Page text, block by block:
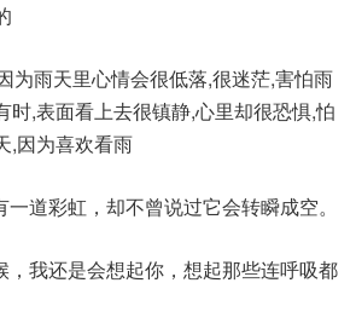
为雨天里心情会很低落,很迷茫,害怕雨
时,表面看上去很镇静,心里却很恐惧,怕
,因为喜欢看雨
道彩虹，却不曾说过它会转瞬成空。
，我还是会想起你，想起那些连呼吸都